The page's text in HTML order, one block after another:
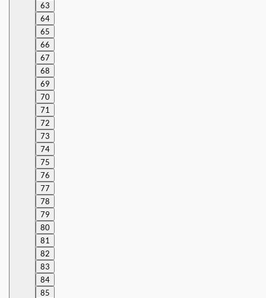
63
64
65
66
67
68
69
70
71
72
73
74
75
76
77
78
79
80
81
82
83
84
85